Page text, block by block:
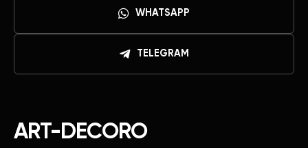
ART-DECORO
WHATSAPP
TELEGRAM